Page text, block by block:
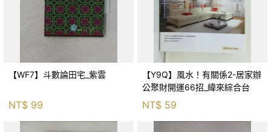
【WF7】斗數論田宅_紫雲
NT$ 99
【Y9Q】風水！有關係2-居家辦
公聚財開運66招_緯來綜合台
NT$ 59